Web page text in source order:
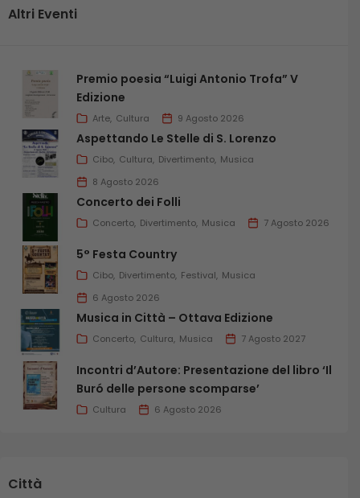
Altri Eventi
Premio poesia “Luigi Antonio Trofa” V
Edizione
Arte Cultura 9 Agosto 2026
Aspettando Le Stelle di S. Lorenzo
Cibo Cultura Divertimento Musica
8 Agosto 2026
Concerto dei Folli
Concerto Divertimento Musica 7 Agosto 2026
5° Festa Country
Cibo Divertimento Festival Musica
6 Agosto 2026
Musica in Città – Ottava Edizione
Concerto Cultura Musica 7 Agosto 2027
Incontri d’Autore: Presentazione del libro ‘Il
Buró delle persone scomparse’
Cultura 6 Agosto 2026
Città